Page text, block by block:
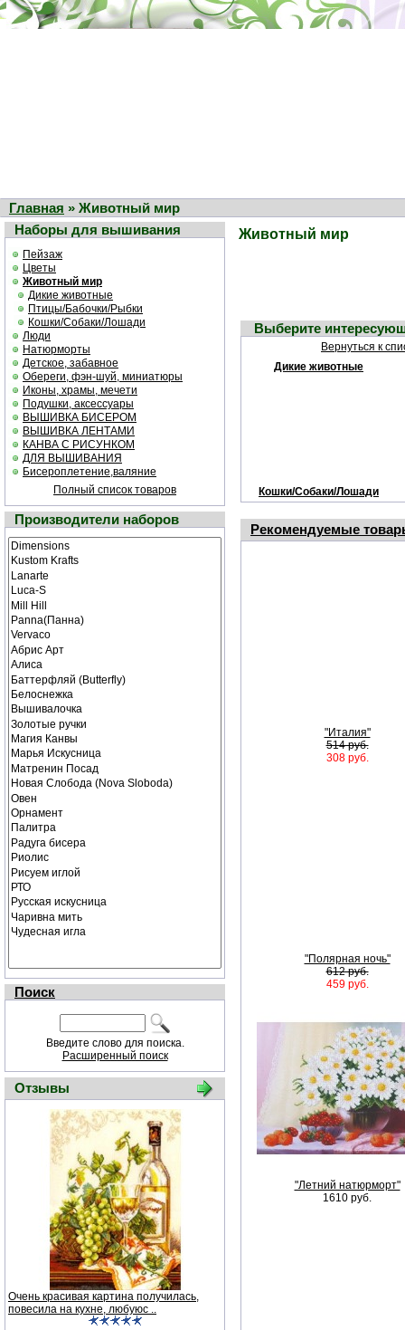
Главная » Животный мир
Наборы для вышивания
Пейзаж
Цветы
Животный мир
Дикие животные
Птицы/Бабочки/Рыбки
Кошки/Собаки/Лошади
Люди
Натюрморты
Детское, забавное
Обереги, фэн-шуй, миниатюры
Иконы, храмы, мечети
Подушки, аксессуары
ВЫШИВКА БИСЕРОМ
ВЫШИВКА ЛЕНТАМИ
КАНВА С РИСУНКОМ
ДЛЯ ВЫШИВАНИЯ
Бисероплетение,валяние
Полный список товаров
Производители наборов
Поиск
Введите слово для поиска.
Расширенный поиск
Отзывы
Очень красивая картина получилась,
повесила на кухне, любуюс ..
Животный мир
Выберите
Вернуться к
Дикие животные
Кошки/Собаки/Лошади
Рекомендуемые
"Италия"
514 руб.
308 руб.
"Полярная ночь"
612 руб.
459 руб.
"Летний натюрморт"
1610 руб.